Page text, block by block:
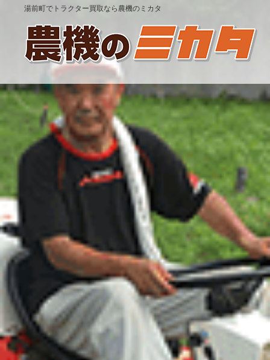
湯前町でトラクター買取なら農機のミカタ